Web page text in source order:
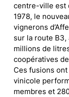
centre-ville est
1978, le
vignerons
sur la route B3,
millions de
coopératives
Ces fusions
vinicole
membres et